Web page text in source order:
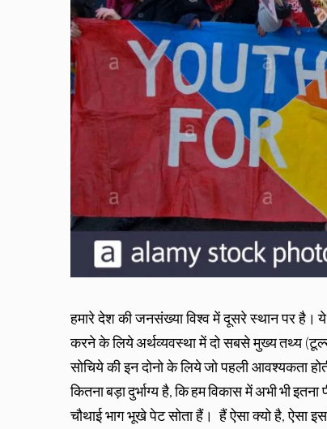
हमारे देश की जनसंख्या विश्व में दूसरे स्थान पर
करने के लिये अर्थव्यवस्था में दो सबसे मुख्य तथ्य
सोचिये की इन दोनो के लिये जो पहली आवश्यकता
कितना बड़ा दुर्भाग्य है, कि हम विकास में अभी भी
चौथाई भाग भूखे पेट सोता हैं। हैं ऐसा क्यो है, ऐसा